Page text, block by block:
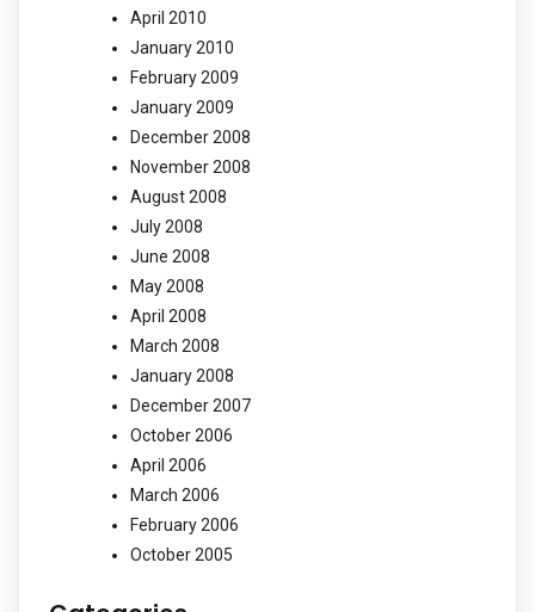
April 2010
January 2010
February 2009
January 2009
December 2008
November 2008
August 2008
July 2008
June 2008
May 2008
April 2008
March 2008
January 2008
December 2007
October 2006
April 2006
March 2006
February 2006
October 2005